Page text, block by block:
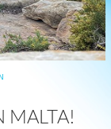
MALTA!